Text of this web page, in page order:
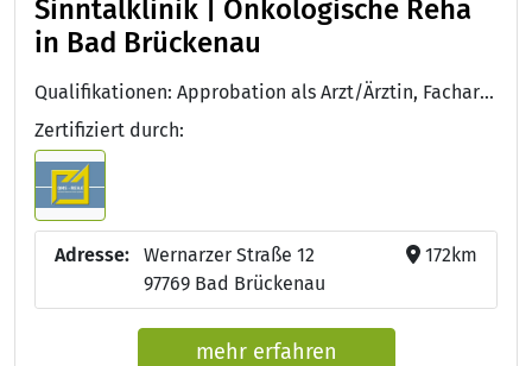
Sinntalklinik | Onkologische Reha
in Bad Brückenau
Qualifikationen: Approbation als Arzt/Ärztin, Facharzt/Fachärztin für Urologie, QMS-REHA®
Zertifiziert durch:
Adresse:
Wernarzer Straße 12
97769 Bad Brückenau
172km
mehr erfahren